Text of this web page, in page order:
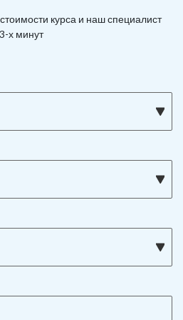
курса и наш специалист
х минут